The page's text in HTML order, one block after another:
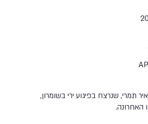
AP
תמרי, שנרצח בפיגוע ירי בשומרון,
האחרונה.